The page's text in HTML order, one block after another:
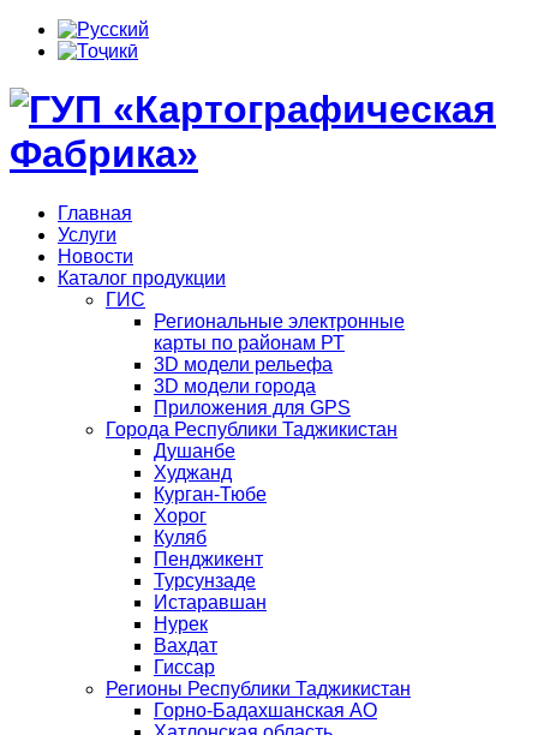
Главная
Услуги
Новости
Каталог продукции
ГИС
Региональные электронные
карты по районам РТ
3D модели рельефа
3D модели города
Приложения для GPS
Города Республики Таджикистан
Душанбе
Худжанд
Курган-Тюбе
Хорог
Куляб
Пенджикент
Турсунзаде
Истаравшан
Нурек
Вахдат
Гиссар
Регионы Республики Таджикистан
Горно-Бадахшанская АО